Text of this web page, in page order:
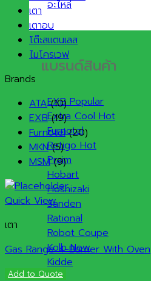
อะไหล่
แบรนด์สินค้า
EXB
Extra Cool
Furnotel
Retigo
Praim
Hobart
Hoshizaki
Sanden
Rational
Robot Coupe
Kolb
Kidde
เตา
เตาอบ
โต๊ะสแตนเลส
ไมโครเวฟ
Brands
ATA (10)
EXB (19)
Furnotel (20)
MKN (5)
MSM (9)
Quick View
เตา
Gas Range 4-Burner With Oven
Add to Quote